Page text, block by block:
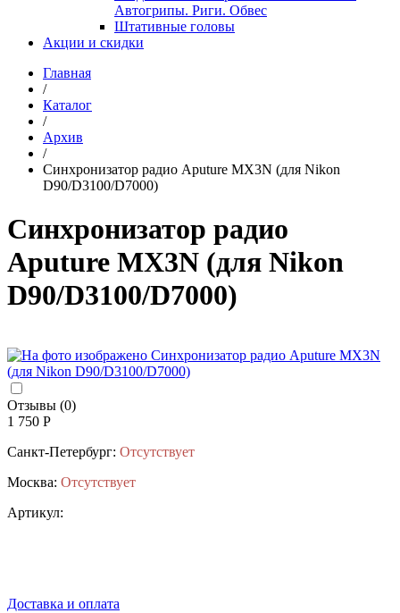
Автогрипы. Риги. Обвес
Штативные головы
Акции и скидки
Главная
/
Каталог
/
Архив
/
Синхронизатор радио Aputure MX3N (для Nikon
D90/D3100/D7000)
Синхронизатор радио
Aputure MX3N (для Nikon
D90/D3100/D7000)
Отзывы (0)
1 750 Р
Санкт-Петербург: Отсутствует
Москва: Отсутствует
Артикул:
Доставка и оплата